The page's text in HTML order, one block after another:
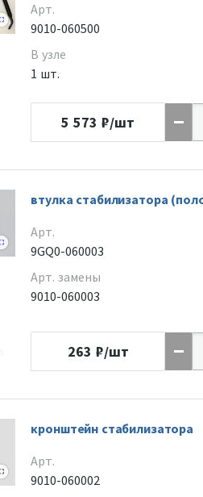
Арт.
9010-060500
В узле
1 шт.
5 573 ₽/шт
втулка стабилизатора
Арт.
9GQ0-060003
Арт. замены
9010-060003
263 ₽/шт
кронштейн стабилизатора
Арт.
9010-060002